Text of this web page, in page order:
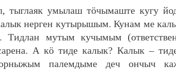
тыглаяк умылаш тӧчымаште кугу
нерген кутырышым. Кунам ме
Тидлан мутым кучымым
А кӧ тиде калык? Калык –
палемдыме деч ончыч